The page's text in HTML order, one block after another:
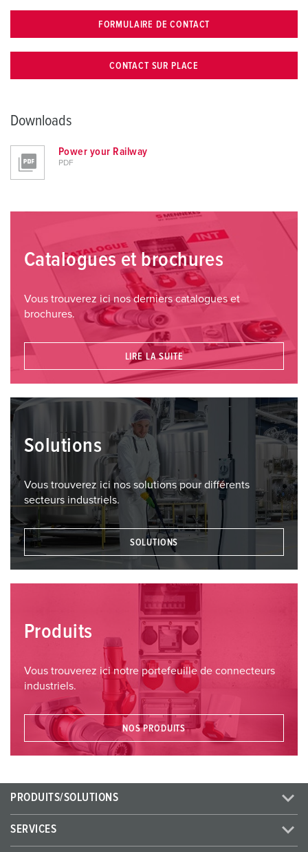
FORMULAIRE DE CONTACT
CONTACT SUR PLACE
Downloads
Power your Railway
PDF
Catalogues et brochures
Vous trouverez ici nos derniers catalogues et
brochures.
LIRE LA SUITE
Solutions
Vous trouverez ici nos solutions pour différents
secteurs industriels.
SOLUTIONS
Produits
Vous trouverez ici notre portefeuille de connecteurs
industriels.
NOS PRODUITS
PRODUITS/SOLUTIONS
SERVICES